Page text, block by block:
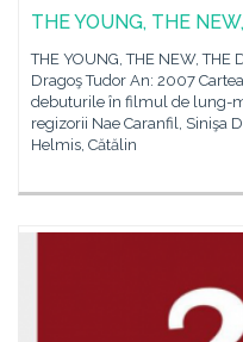
THE YOUNG, THE
THE YOUNG, THE NEW,
Dragoş Tudor An: 2007
debuturile în filmul de lung-
regizorii Nae Caranfil, Sinişa
Helmis, Cătălin